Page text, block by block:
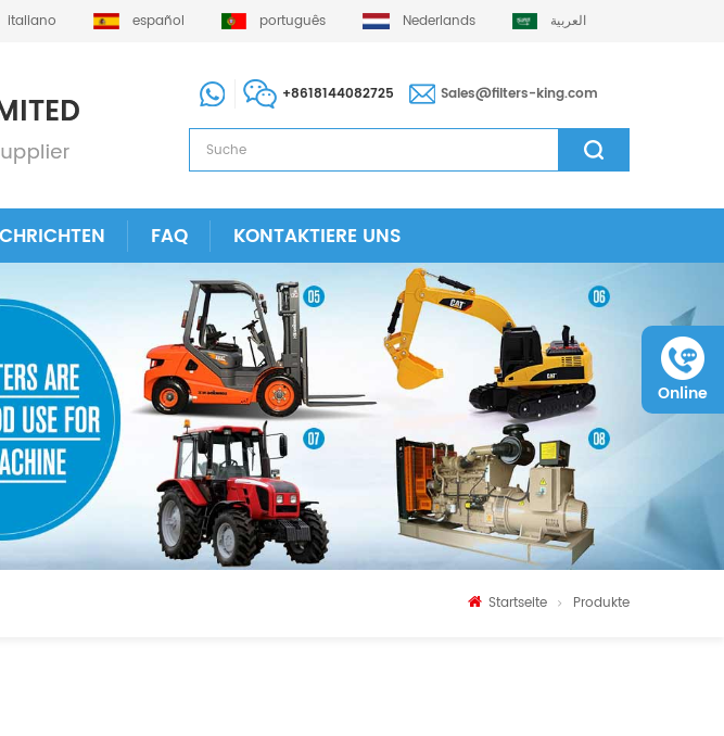
italiano español português Nederlands العربية
+8618144082725 Sales@filters-king.com
FAQ KONTAKTIERE UNS
Startseite Produkte
Online